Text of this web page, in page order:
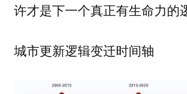
许才是下一个真正有生命力的
城市更新逻辑变迁时间轴